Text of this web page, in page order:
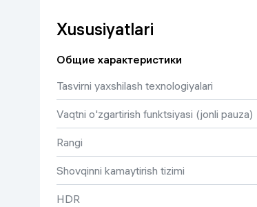
Kiyim-kechak va Oyoq
Xususiyatlari
Общие характеристики
Tasvirni yaxshilash texnologiyalari
Vaqtni o'zgartirish funktsiyasi (jonli pauza)
Rangi
Shovqinni kamaytirish tizimi
HDR